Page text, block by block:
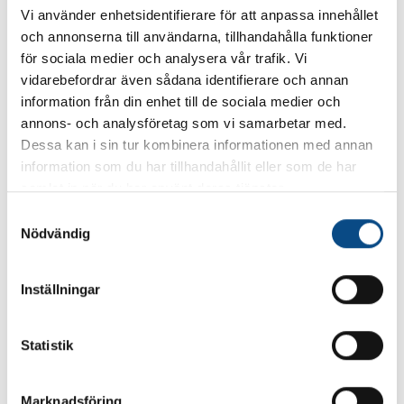
Vi använder enhetsidentifierare för att anpassa innehållet
och annonserna till användarna, tillhandahålla funktioner
för sociala medier och analysera vår trafik. Vi
vidarebefordrar även sådana identifierare och annan
information från din enhet till de sociala medier och
annons- och analysföretag som vi samarbetar med.
Dessa kan i sin tur kombinera informationen med annan
information som du har tillhandahållit eller som de har
samlat in när du har använt deras tjänster.
Nödvändig
Inställningar
Statistik
Effekt
350
Cylindervolym
1969 cm3
Toppfart
180 km/h
Drivhjul
Fyrhjulsdrift
Drivmedel
Bensin+El
Segment
Mellanstor SUV
Tjänstevikt
2063 kg
Max släpvagnsvikt
2250 kg